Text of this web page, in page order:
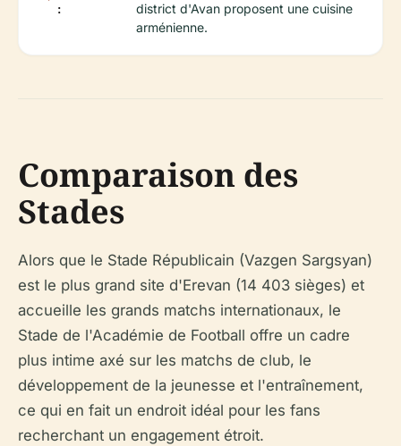
:
district d'Avan proposent une cuisine
arménienne.
Comparaison des
Stades
Alors que le Stade Républicain (Vazgen Sargsyan)
est le plus grand site d'Erevan (14 403 sièges) et
accueille les grands matchs internationaux, le
Stade de l'Académie de Football offre un cadre
plus intime axé sur les matchs de club, le
développement de la jeunesse et l'entraînement,
ce qui en fait un endroit idéal pour les fans
recherchant un engagement étroit.